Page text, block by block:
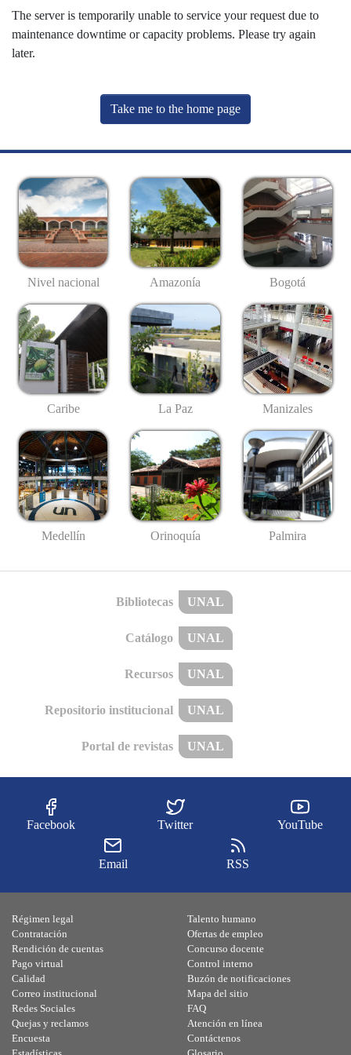
The server is temporarily unable to service your request due to
maintenance downtime or capacity problems. Please try again
later.
Take me to the home page
Nivel nacional Amazonía Bogotá
Caribe La Paz Manizales
Medellín Orinoquía Palmira
Bibliotecas UNAL
Catálogo UNAL
Recursos UNAL
Repositorio institucional UNAL
Portal de revistas UNAL
Facebook Twitter YouTube
Email RSS
Régimen legal
Contratación
Rendición de cuentas
Pago virtual
Calidad
Talento humano
Ofertas de empleo
Concurso docente
Control interno
Buzón de notificaciones
Correo institucional
Redes Sociales
Quejas y reclamos
Encuesta
Mapa del sitio
FAQ
Atención en línea
Contáctenos